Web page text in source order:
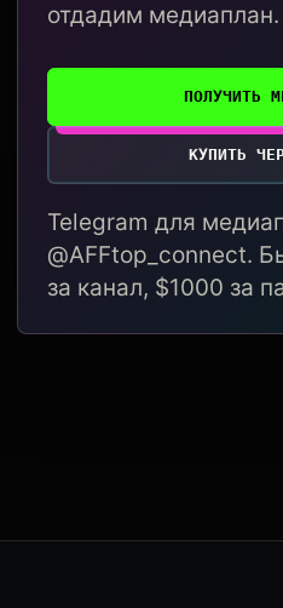
отдадим медиаплан.
ПОЛУЧИТЬ
КУПИТЬ
Telegram для
@AFFtop_connect.
за канал, $1000 за